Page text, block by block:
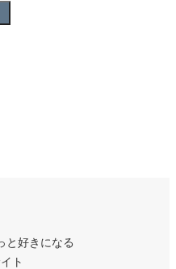
と好きになる
ト